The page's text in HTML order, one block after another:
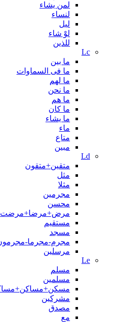
لمن يشاء
لنساء
لیل
لوْ شاء
للذين
Lc
ما بین
ما فی السماوات
ما لهم
ما نحن
ما هم
ما کان
ما یشاء
ماء
متاع
مبين
Ld
متقین+متقون
مثل
مثلا
مجرمین
محسن
مرض+مرضا+مرضت
مستقیم
مسجد
مجرم-مجرما-
مرسلین
Le
مسلم
مسلمین
مشرکین
مصدق
مع